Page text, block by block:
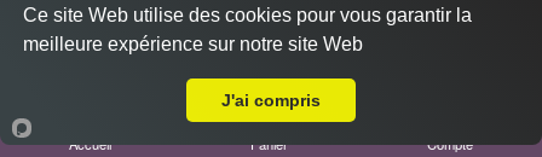
Dès 11.00 €
Base sauce tomate, mozzarella, oeuf, poulet,
Accueil Panier Compte
Ce site Web utilise des cookies pour vous garantir la
meilleure expérience sur notre site Web
J'ai compris